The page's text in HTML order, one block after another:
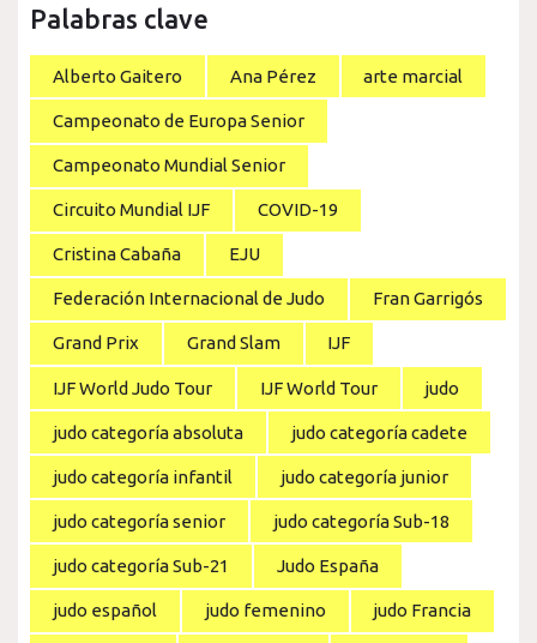
Palabras clave
Alberto Gaitero Ana Pérez arte marcial
Campeonato de Europa Senior
Campeonato Mundial Senior
Circuito Mundial IJF COVID-19
Cristina Cabaña EJU
Federación Internacional de Judo Fran Garrigós
Grand Prix Grand Slam IJF
IJF World Judo Tour IJF World Tour judo
judo categoría absoluta judo categoría cadete
judo categoría infantil judo categoría junior
judo categoría senior judo categoría Sub-18
judo categoría Sub-21 Judo España
judo español judo femenino judo Francia